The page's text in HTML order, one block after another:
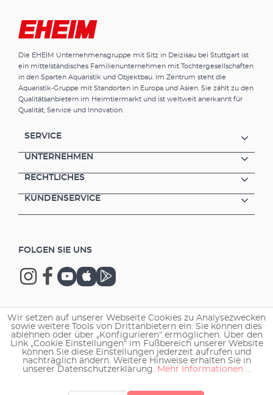
Die EHEIM Unternehmensgruppe mit Sitz in Deizisau bei Stuttgart ist
ein mittelständisches Familienunternehmen mit Tochtergesellschaften
in den Sparten Aquaristik und Objektbau. Im Zentrum steht die
Aquaristik-Gruppe mit Standorten in Europa und Asien. Sie zählt zu den
Qualitätsanbietern im Heimtiermarkt und ist weltweit anerkannt für
Qualität, Service und Innovation.
SERVICE
UNTERNEHMEN
RECHTLICHES
KUNDENSERVICE
FOLGEN SIE UNS
Copyright © 2026 EHEIM GmbH & Co. KG.
Wir setzen auf unserer Webseite Cookies zu Analysezwecken
sowie weitere Tools von Drittanbietern ein. Sie können dies
ablehnen oder über „Konfigurieren“ ermöglichen. Über den
Link „Cookie Einstellungen“ im Fußbereich unserer Website
können Sie diese Einstellungen jederzeit aufrufen und
nachträglich ändern. Weitere Hinweise erhalten Sie in
unserer Datenschutzerklärung. Mehr Informationen ...